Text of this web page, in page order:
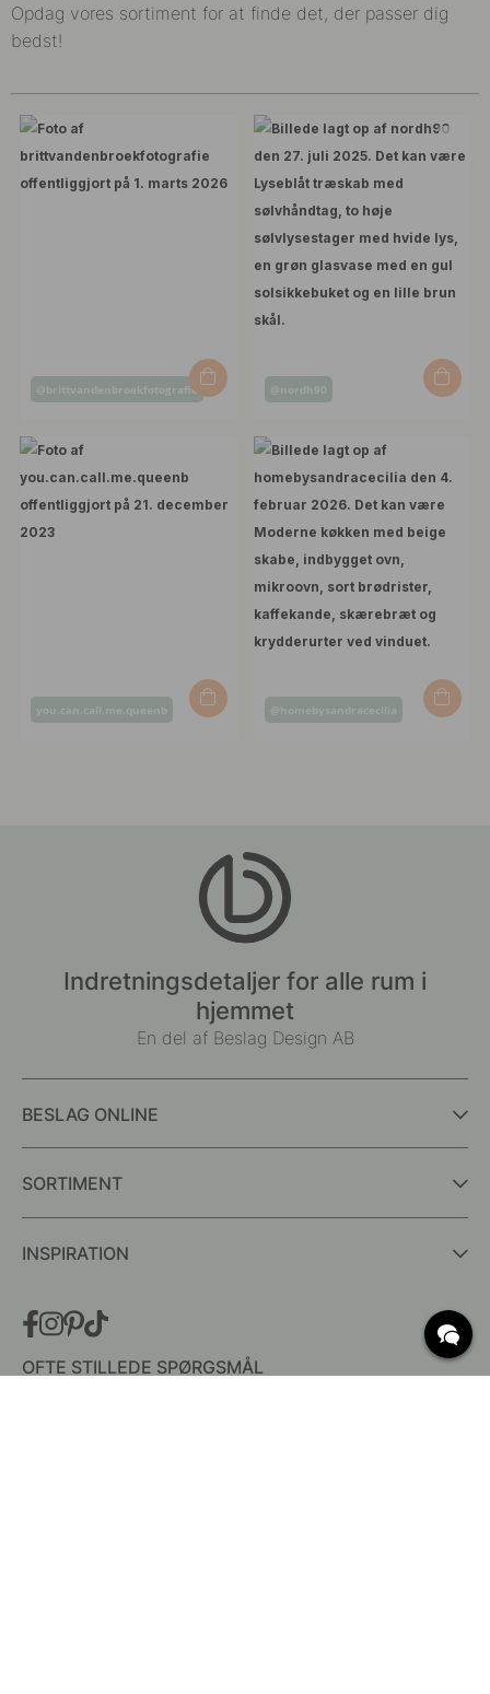
Opdag vores sortiment for at finde det, der passer dig
bedst!
Opslag
af
@brittvandenbroekfotografie
Opslag
af
@nordh90
Opslag
you.can.call.me.queenb
Opslag
@homebysandracecilia
Indretningsdetaljer for alle rum i
hjemmet
En del af Beslag Design AB
BESLAG ONLINE
SORTIMENT
INSPIRATION
OFTE STILLEDE SPØRGSMÅL